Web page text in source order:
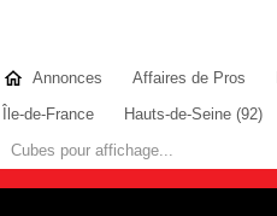
Annonces Affaires de Pros
Île-de-France
Hauts-de-Seine (92)
Cubes pour affichage...